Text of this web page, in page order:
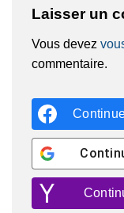
Laisser un
Vous devez
commentaire.